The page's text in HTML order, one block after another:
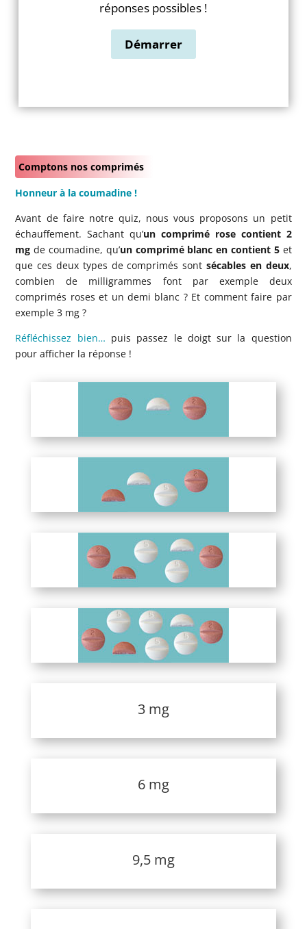
réponses possibles !
Comptons nos comprimés
Honneur à la coumadine !
Avant de faire notre quiz, nous vous proposons un petit
échauffement. Sachant qu’un comprimé rose contient 2
mg de coumadine, qu’un comprimé blanc en contient 5et
que ces deux types de comprimés sont sécables en deux,
combien de milligrammes font par exemple deux
comprimés roses et un demi blanc ? Et comment faire par
exemple 3 mg ?
Réfléchissez bien… puis passez le doigt sur la question
pour afficher la réponse !
3 mg
6 mg
9,5 mg